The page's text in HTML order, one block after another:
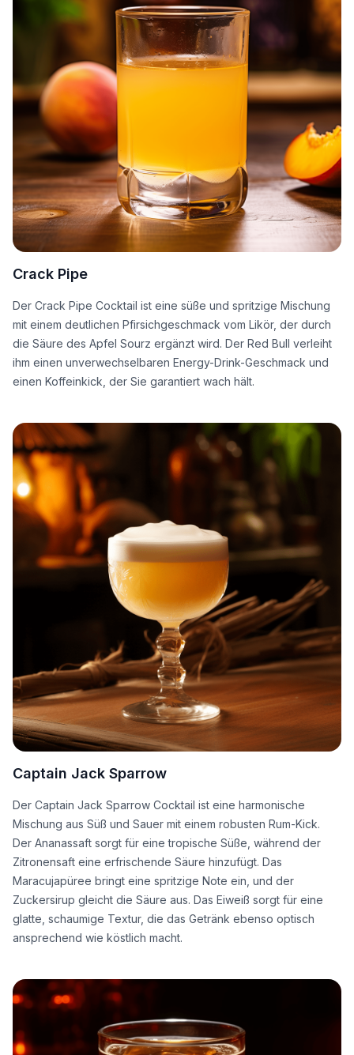
Crack Pipe
Der Crack Pipe Cocktail ist eine süße und spritzige Mischung
mit einem deutlichen Pfirsichgeschmack vom Likör, der durch
die Säure des Apfel Sourz ergänzt wird. Der Red Bull verleiht
ihm einen unverwechselbaren Energy-Drink-Geschmack und
einen Koffeinkick, der Sie garantiert wach hält.
Captain Jack Sparrow
Der Captain Jack Sparrow Cocktail ist eine harmonische
Mischung aus Süß und Sauer mit einem robusten Rum-Kick.
Der Ananassaft sorgt für eine tropische Süße, während der
Zitronensaft eine erfrischende Säure hinzufügt. Das
Maracujapüree bringt eine spritzige Note ein, und der
Zuckersirup gleicht die Säure aus. Das Eiweiß sorgt für eine
glatte, schaumige Textur, die das Getränk ebenso optisch
ansprechend wie köstlich macht.